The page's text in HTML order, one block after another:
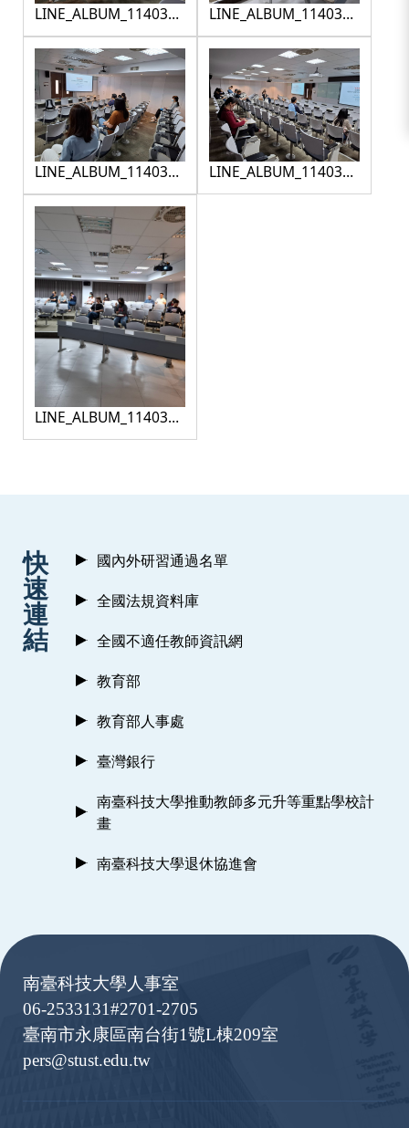
LINE_ALBUM_1140313
人權＆職場暴力
_250313_3
LINE_ALBUM_1140313
人權＆職場暴力
_250313_4
LINE_ALBUM_1140313
人權＆職場暴力
_250313_5
LINE_ALBUM_1140313
人權＆職場暴力
LINE_ALBUM_1140313
人權＆職場暴力
快
速
連
結
國內外研習通過名單
全國法規資料庫
全國不適任教師資訊網
教育部
教育部人事處
臺灣銀行
南臺科技大學推動教師多元升等重點學校計
畫
南臺科技大學退休協進會
南臺科技大學人事室
06-2533131#2701-2705
臺南市永康區南台街1號L棟209室
pers@stust.edu.tw